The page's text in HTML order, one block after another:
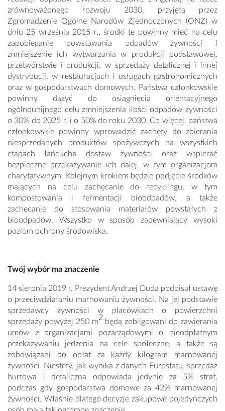
zrównoważonego rozwoju 2030, przyjętą przez
Zgromadzenie Ogólne Narodów Zjednoczonych (ONZ) w
dniu 25 września 2015 r., środki te powinny mieć na celu
zapobieganie powstawania odpadów żywności i
zmniejszenie ich wytwarzania w produkcji podstawowej,
przetwórstwie i produkcji, w sprzedaży detalicznej i innej
dystrybucji, w restauracjach i usługach gastronomicznych
oraz w gospodarstwach domowych. Państwa członkowskie
powinny dążyć do osiągnięcia orientacyjnego
ogólnounijnego celu zmniejszenia ilości odpadów żywności
o 30% do 2025 r. i o 50% do roku 2030. Co więcej, państwa
członkowskie powinny wprowadzić zachęty do zbierania
niesprzedanych produktów spożywczych na wszystkich
etapach łańcucha dostaw żywności oraz wspierać
bezpieczne przekazywanie ich dalej, w tym organizacjom
charytatywnym. Kolejnym krokiem będzie podjęcie środków
mających na celu zachęcanie do recyklingu, w tym
kompostowania i fermentacji bioodpadów, a także
zachęcanie do stosowania materiałów powstałych z
bioodpadów. Wszystko w sposób zapewniający wysoki
poziom ochrony środowiska.
Twój wybór ma znaczenie
14 sierpnia 2019 r. Prezydent Andrzej Duda podpisał ustawę
o przeciwdziałaniu marnowaniu żywności. Na jej podstawie
sprzedawcy żywności w placówkach o powierzchni
sprzedaży powyżej 250 m2będą zobligowani do zawierania
umów z organizacjami pozarządowymi o nieodpłatnym
przekazywaniu jedzenia na cele społeczne, a także są
zobowiązani do opłat za każdy kilogram marnowanej
żywności. Niestety, jak wynika z danych Eurostatu, sprzedaż
hurtowa i detaliczna odpowiada jedynie za 5% strat,
podczas gdy gospodarstwa domowe za 42% marnowanej
żywności. Właśnie dlatego decyzje zakupowe pojedynczych